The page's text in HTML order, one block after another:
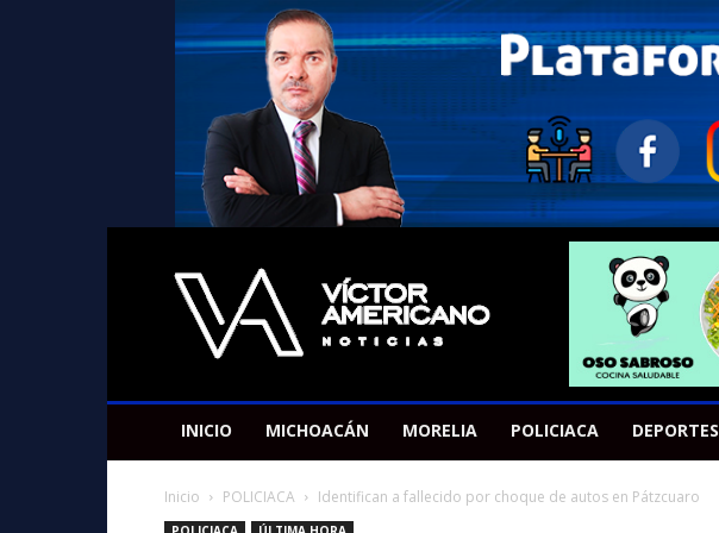
Americano
Victor
INICIO MICHOACÁN MORELIA POLICIACA DEPORTES
Inicio POLICIACA Identifican a fallecido por choque de autos en Pátzcuaro